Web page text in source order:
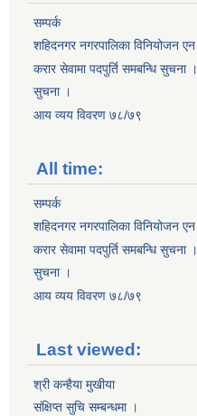
सम्पर्क
शहिदनगर नगरपालिका विनियोजन एन
करार सेवामा पदपुर्ति समबन्धि सुचना ।
सुचना ।
आय व्यय विवरण ७८/७९
All time:
सम्पर्क
शहिदनगर नगरपालिका विनियोजन एन
करार सेवामा पदपुर्ति समबन्धि सुचना ।
सुचना ।
आय व्यय विवरण ७८/७९
Last viewed:
श्री कन्हैया मुखीया
संक्षिप्त सुचि सम्बन्धमा ।